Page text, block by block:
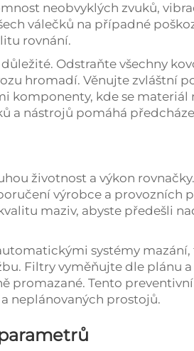
neobvyklých zvuků,
válečků na případné
rovnání.
Odstraňte všechny
hromadí. Věnujte zvláštní
komponenty, kde se materiál
a nástrojů pomáhá
životnost a výkon
výrobce a provozních
maziv, abyste předešli
systémy mazání,
Filtry vyměňujte dle plánu a
promazané. Tento
neplánovaných prostojů.